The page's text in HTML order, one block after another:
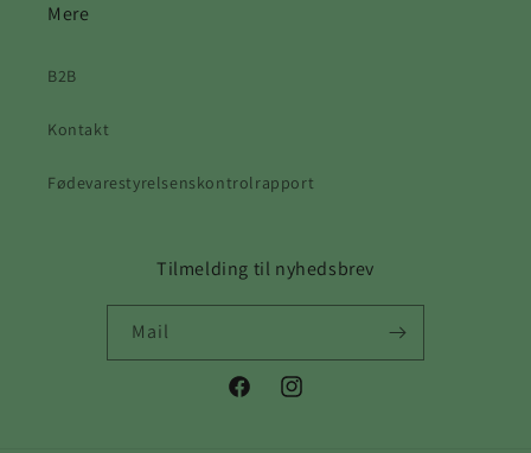
Mere
B2B
Kontakt
Fødevarestyrelsenskontrolrapport
Tilmelding til nyhedsbrev
Mail
FacebookInstagram